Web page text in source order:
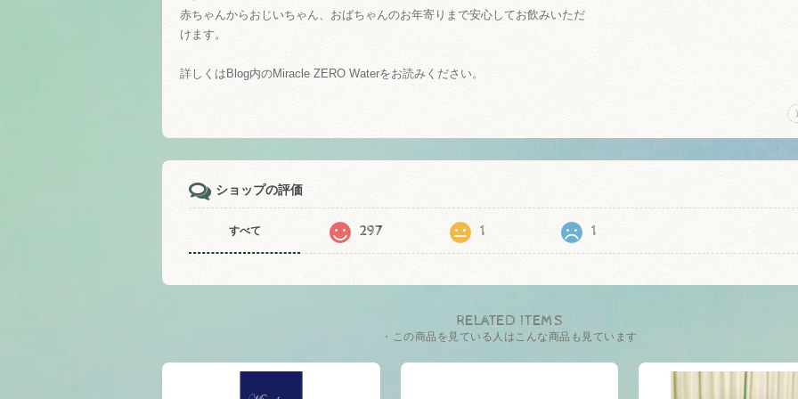
赤ちゃんからおじいちゃん、おばちゃんのお年寄りまで安心してお飲みいただ
けます。
詳しくはBlog内のMiracle ZERO Waterをお読みください。
ショップの評価
すべて 297 1 1
RELATED ITEMS
・この商品を見ている人はこんな商品も見ています